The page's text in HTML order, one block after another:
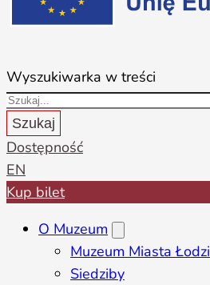
Wyszukiwarka w treści
Szukaj
Dostępność
EN
Kup bilet
O Muzeum
Muzeum Miasta Łodzi
Siedziby